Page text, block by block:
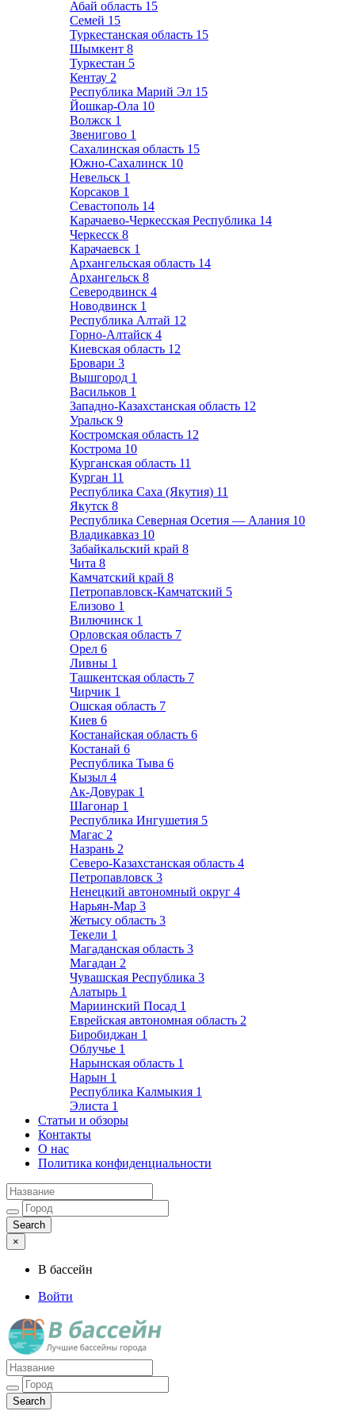
Абай область 15
Семей 15
Туркестанская область 15
Шымкент 8
Туркестан 5
Кентау 2
Республика Марий Эл 15
Йошкар-Ола 10
Волжск 1
Звенигово 1
Сахалинская область 15
Южно-Сахалинск 10
Невельск 1
Корсаков 1
Севастополь 14
Карачаево-Черкесская Республика 14
Черкесск 8
Карачаевск 1
Архангельская область 14
Архангельск 8
Северодвинск 4
Новодвинск 1
Республика Алтай 12
Горно-Алтайск 4
Киевская область 12
Бровари 3
Вышгород 1
Васильков 1
Западно-Казахстанская область 12
Уральск 9
Костромская область 12
Кострома 10
Курганская область 11
Курган 11
Республика Саха (Якутия) 11
Якутск 8
Республика Северная Осетия — Алания 10
Владикавказ 10
Забайкальский край 8
Чита 8
Камчатский край 8
Петропавловск-Камчатский 5
Елизово 1
Вилючинск 1
Орловская область 7
Орел 6
Ливны 1
Ташкентская область 7
Чирчик 1
Ошская область 7
Киев 6
Костанайская область 6
Костанай 6
Республика Тыва 6
Кызыл 4
Ак-Довурак 1
Шагонар 1
Республика Ингушетия 5
Магас 2
Назрань 2
Северо-Казахстанская область 4
Петропавловск 3
Ненецкий автономный округ 4
Нарьян-Мар 3
Жетысу область 3
Текели 1
Магаданская область 3
Магадан 2
Чувашская Республика 3
Алатырь 1
Мариинский Посад 1
Еврейская автономная область 2
Биробиджан 1
Облучье 1
Нарынская область 1
Нарын 1
Республика Калмыкия 1
Элиста 1
Статьи и обзоры
Контакты
О нас
Политика конфиденциальности
×
В бассейн
Войти
Лучшие бассейны города